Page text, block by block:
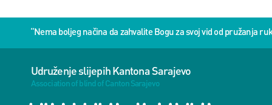
“Nema boljeg načina da zahvalite Bogu za svoj vid od pružanja
Udruženje slijepih Kantona Sarajevo
Association of blind of Canton Sarajevo